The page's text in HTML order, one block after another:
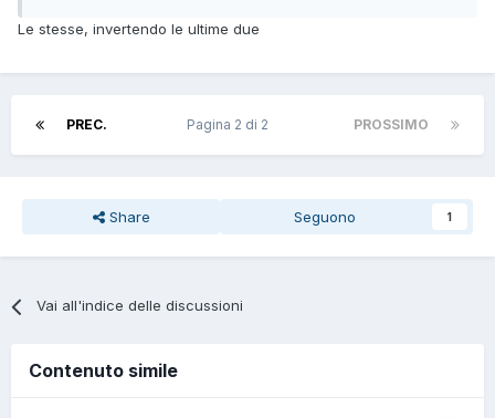
Le stesse, invertendo le ultime due
PREC. PROSSIMO
Pagina 2 di 2
Share Seguono 1
Vai all'indice delle discussioni
Contenuto simile